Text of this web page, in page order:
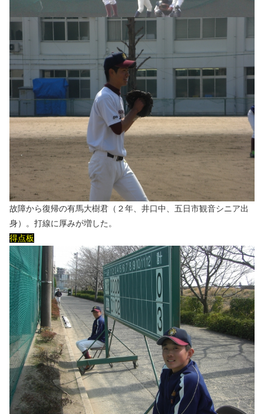
故障から復帰の有馬大樹君（２年、井口中、五日市観音シニア出
身）。打線に厚みが増した。
得点板